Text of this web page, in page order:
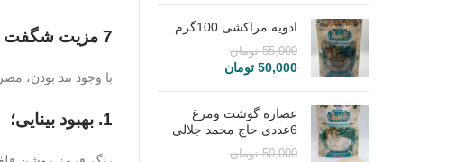
ادویه مراکشی 100گرم
55,000 تومان
50,000 تومان
عصاره گوشت ومرغ
6عددی حاج محمد جلالی
50,000 تومان
7 مزیت شگفت انگیز فلفل پول بیبر
با وجود تند بودن،
1. بهبود بینایی؛